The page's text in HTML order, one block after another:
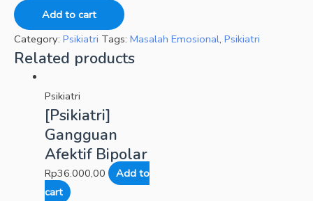
Add to cart
Category: Psikiatri Tags: Masalah Emosional, Psikiatri
Related products
Psikiatri
[Psikiatri]
Gangguan
Afektif Bipolar
Rp36.000,00
Add to
cart